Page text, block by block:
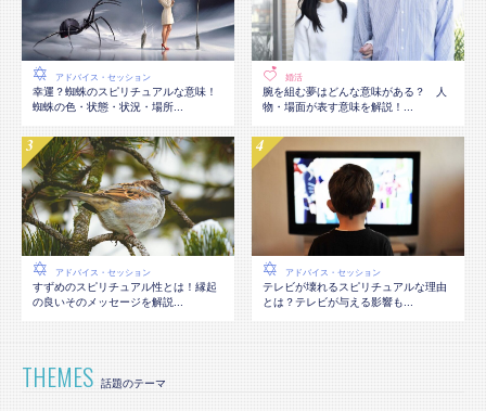
アドバイス・セッション
幸運？蜘蛛のスピリチュアルな意味！
蜘蛛の色・状態・状況・場所...
婚活
腕を組む夢はどんな意味がある？ 人
物・場面が表す意味を解説！...
アドバイス・セッション
すずめのスピリチュアル性とは！縁起
の良いそのメッセージを解説...
アドバイス・セッション
テレビが壊れるスピリチュアルな理由
とは？テレビが与える影響も...
THEMES 話題のテーマ